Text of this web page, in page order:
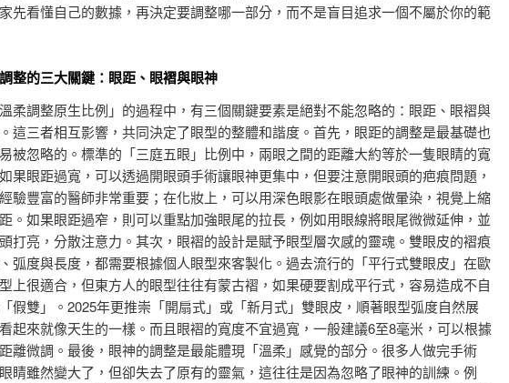
先看懂自己的數據，再決定要調整哪一部分，而不是盲目追求一個不屬於你的範
整的三大關鍵：眼距、眼褶與眼神
柔調整原生比例」的過程中，有三個關鍵要素是絕對不能忽略的：眼距、眼褶與
這三者相互影響，共同決定了眼型的整體和諧度。首先，眼距的調整是最基礎也
被忽略的。標準的「三庭五眼」比例中，兩眼之間的距離大約等於一隻眼睛的寬
果眼距過寬，可以透過開眼頭手術讓眼神更集中，但要注意開眼頭的疤痕問題，
驗豐富的醫師非常重要；在化妝上，可以用深色眼影在眼頭處做暈染，視覺上縮
。如果眼距過窄，則可以重點加強眼尾的拉長，例如用眼線將眼尾微微延伸，並
打亮，分散注意力。其次，眼褶的設計是賦予眼型層次感的靈魂。雙眼皮的褶痕
弧度與長度，都需要根據個人眼型來客製化。過去流行的「平行式雙眼皮」在歐
上很適合，但東方人的眼型往往有蒙古褶，如果硬要割成平行式，容易造成不自
假雙」。2025年更推崇「開扇式」或「新月式」雙眼皮，順著眼型弧度自然展
起來就像天生的一樣。而且眼褶的寬度不宜過寬，一般建議6至8毫米，可以根據
離微調。最後，眼神的調整是最能體現「溫柔」感覺的部分。很多人做完手術
睛雖然變大了，但卻失去了原有的靈氣，這往往是因為忽略了眼神的訓練。例